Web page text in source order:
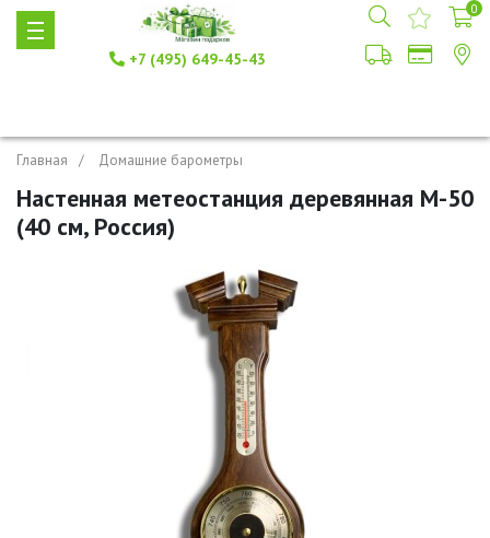
+7 (495) 649-45-43
0
Главная Домашние барометры
Настенная метеостанция деревянная М-50
(40 см, Россия)